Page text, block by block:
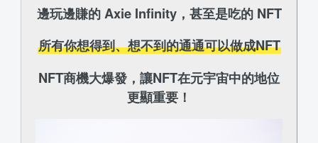
邊玩邊賺的 Axie Infinity，甚至是吃的 NFT
所有你想得到、想不到的通通可以做成NFT
NFT商機大爆發，讓NFT在元宇宙中的地位
更顯重要！